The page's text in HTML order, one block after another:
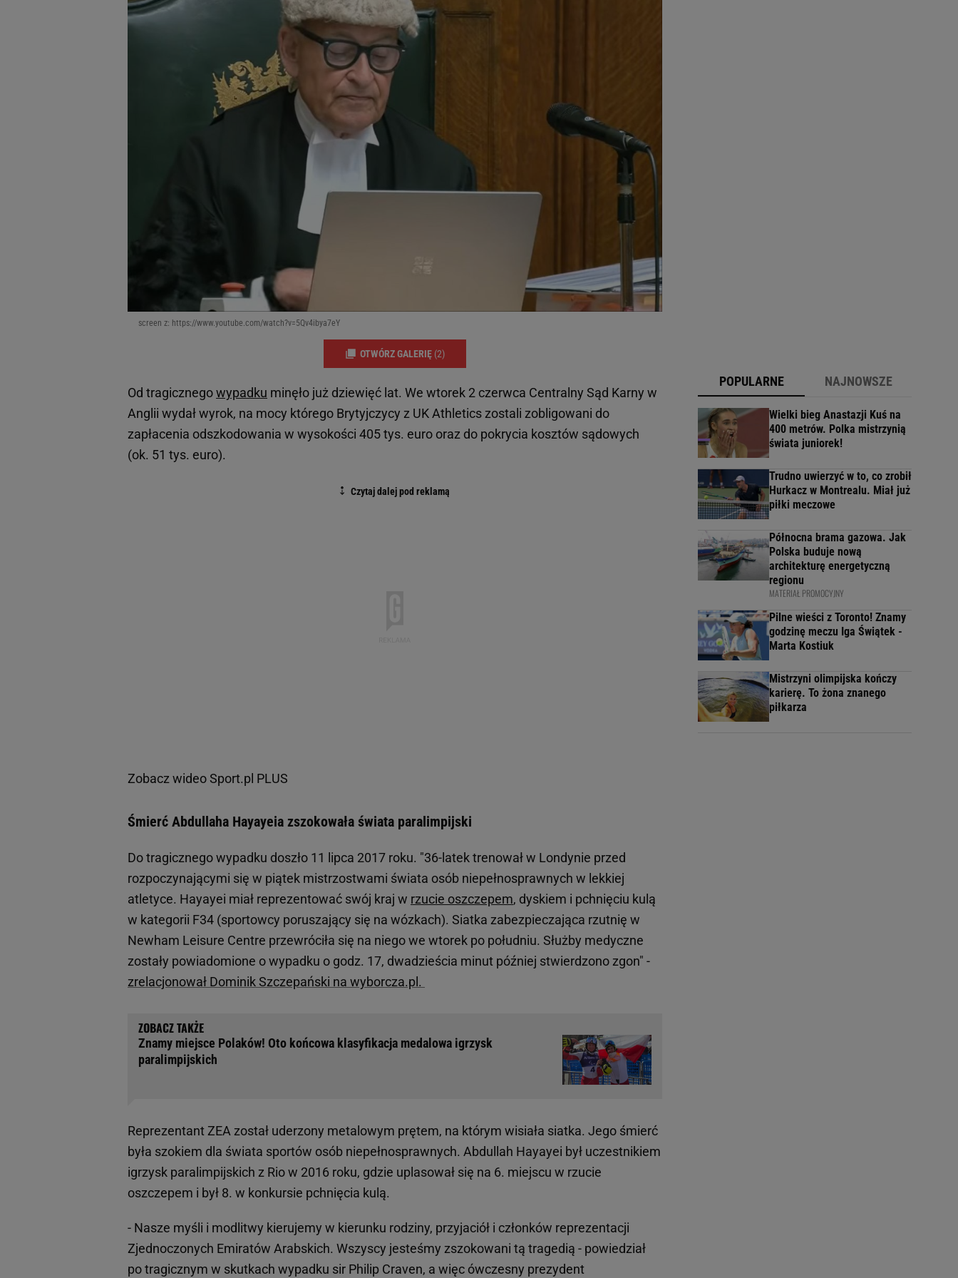
screen z: https://www.youtube.com/watch?v=5Qv4ibya7eY
OTWÓRZ GALERIĘ (2)
Od tragicznegowypadku minęło już dziewięć lat. We wtorek 2 czerwca Centralny Sąd Karny w
Anglii wydał wyrok, na mocy którego Brytyjczycy z UK Athletics zostali zobligowani do
zapłacenia odszkodowania w wysokości 405 tys. euro oraz do pokrycia kosztów sądowych
(ok. 51 tys. euro).
Zobacz wideoSport.pl PLUS
Śmierć Abdullaha Hayayeia zszokowała świata paralimpijski
Do tragicznego wypadku doszło 11 lipca 2017 roku. "36-latek trenował w Londynie przed
rozpoczynającymi się w piątek mistrzostwami świata osób niepełnosprawnych w lekkiej
atletyce. Hayayei miał reprezentować swój kraj w rzucie oszczepem, dyskiem i pchnięciu kulą
w kategorii F34 (sportowcy poruszający się na wózkach). Siatka zabezpieczająca rzutnię w
Newham Leisure Centre przewróciła się na niego we wtorek po południu. Służby medyczne
zostały powiadomione o wypadku o godz. 17, dwadzieścia minut później stwierdzono zgon" -
zrelacjonował Dominik Szczepański na wyborcza.pl.
Znamy miejsce Polaków! Oto końcowa klasyfikacja medalowa igrzysk
paralimpijskich
Reprezentant ZEA został uderzony metalowym prętem, na którym wisiała siatka. Jego śmierć
była szokiem dla świata sportów osób niepełnosprawnych. Abdullah Hayayei był uczestnikiem
igrzysk paralimpijskich z Rio w 2016 roku, gdzie uplasował się na 6. miejscu w rzucie
oszczepem i był 8. w konkursie pchnięcia kulą.
- Nasze myśli i modlitwy kierujemy w kierunku rodziny, przyjaciół i członków reprezentacji
Zjednoczonych Emiratów Arabskich. Wszyscy jesteśmy zszokowani tą tragedią - powiedział
po tragicznym w skutkach wypadku sir Philip Craven, a więc ówczesny prezydent
POPULARNE NAJNOWSZE
Wielki bieg Anastazji Kuś na
400 metrów. Polka mistrzynią
świata juniorek!
Trudno uwierzyć w to, co zrobił
Hurkacz w Montrealu. Miał już
piłki meczowe
Północna brama gazowa. Jak
Polska buduje nową
architekturę energetyczną
regionu
MATERIAŁ PROMOCYJNY
Pilne wieści z Toronto! Znamy
godzinę meczu Iga Świątek -
Marta Kostiuk
Mistrzyni olimpijska kończy
karierę. To żona znanego
piłkarza